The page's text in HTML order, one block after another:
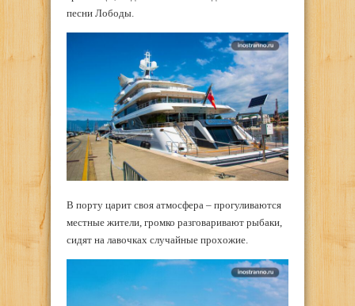
песни Лободы.
В порту царит своя атмосфера – прогуливаются
местные жители, громко разговаривают рыбаки,
сидят на лавочках случайные прохожие.